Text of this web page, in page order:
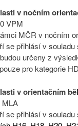
v nočním
VPM
MČR v nočním
se přihlásí v
určeny z
pro kategorie
v orientačním
MLA
se přihlásí v